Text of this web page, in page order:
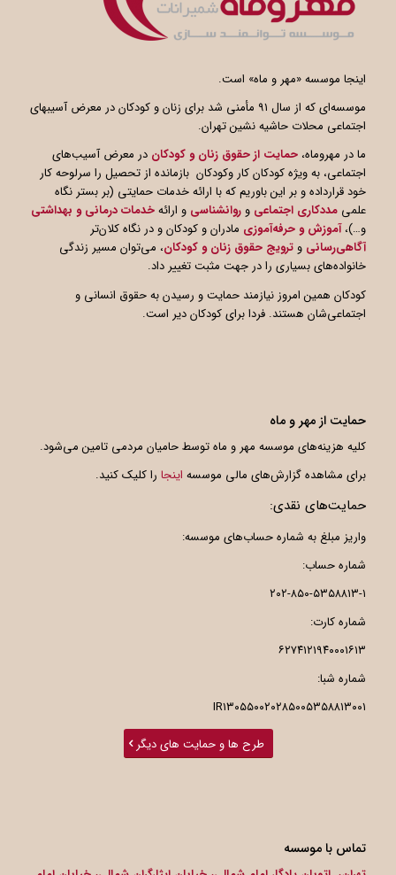
اینجا موسسه «مهر و ماه» است.
موسسه‌ای که از سال ۹۱ مأمنی شد برای زنان و کودکان در معرض آسیبهای
اجتماعی محلات حاشیه نشین تهران.
ما در مهروماه، حمایت از حقوق زنان و کودکان در معرض آسیب‌های
اجتماعی، به ویژه کودکان کار وکودکان بازمانده از تحصیل را سرلوحه کار
خود قرارداده و بر این باوریم که با ارائه خدمات حمایتی (بر بستر نگاه
علمی مددکاری اجتماعی وروانشناسی و ارائهخدمات درمانی و بهداشتی
و…)،آموزش و حرفه‌آموزی مادران و کودکان و در نگاه کلان‌تر
آگاهیرسانی وترویج حقوق زنان و کودکان، می‌توان مسیر زندگی
خانواده‌های بسیاری را در جهت مثبت تغییر داد.
کودکان همین امروز نیازمند حمایت و رسیدن به حقوق انسانی و
اجتماعی‌شان هستند. فردا برای کودکان دیر است.
حمایت از مهر و ماه
کلیه هزینه‌های موسسه مهر و ماه توسط حامیان مردمی تامین می‌شود.
برای مشاهده گزارش‌های مالی موسسه اینجارا کلیک کنید.
حمایت‌های نقدی:
واریز مبلغ به شماره حساب‌های موسسه:
شماره حساب:
۲۰۲-۸۵۰-۵۳۵۸۸۱۳-۱
شماره کارت:
۶۲۷۴۱۲۱۹۴۰۰۰۱۶۱۳
شماره شبا:
IR۱۳۰۵۵۰۰۲۰۲۸۵۰۰۵۳۵۸۸۱۳۰۰۱
طرح ها و حمایت های دیگر
تماس با موسسه